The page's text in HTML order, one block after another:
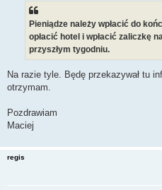
Pieniądze należy wpłacić do
opłacić hotel i wpłacić zaliczkę
przyszłym tygodniu.
Na razie tyle. Będę przekazywał tu
otrzymam.
Pozdrawiam
Maciej
regis